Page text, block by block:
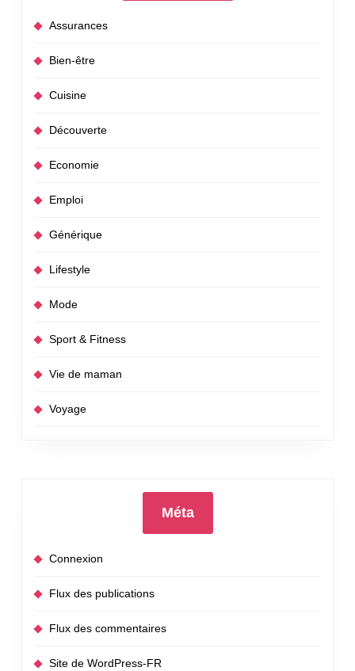
Assurances
Bien-être
Cuisine
Découverte
Economie
Emploi
Générique
Lifestyle
Mode
Sport & Fitness
Vie de maman
Voyage
Méta
Connexion
Flux des publications
Flux des commentaires
Site de WordPress-FR